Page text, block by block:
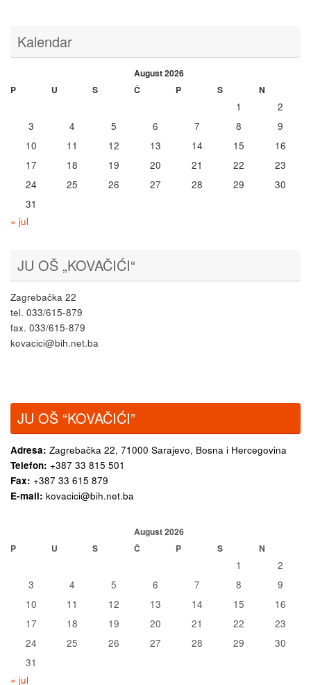
Kalendar
August 2026
P
U S Č P S N
1
2
3
4 5 6 7 8
9
10
11 12 13 14 15
16
17
18 19 20 21 22
23
24
25 26 27 28 29
30
31
« jul
JU OŠ „KOVAČIĆI“
Zagrebačka 22
tel. 033/615-879
fax. 033/615-879
kovacici@bih.net.ba
JU OŠ “KOVAČIĆI”
Adresa: Zagrebačka 22, 71000 Sarajevo, Bosna i Hercegovina
Telefon: +387 33 815 501
Fax: +387 33 615 879
E-mail: kovacici@bih.net.ba
August 2026
P
U S Č P S N
1
2
3
4 5 6 7 8
9
10
11 12 13 14 15
16
17
18 19 20 21 22
23
24
25 26 27 28 29
30
31
« jul